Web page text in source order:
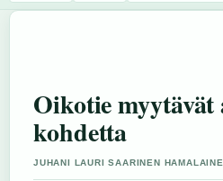
Oikotie myytävät
kohdetta
JUHANI LAURI SAARINEN